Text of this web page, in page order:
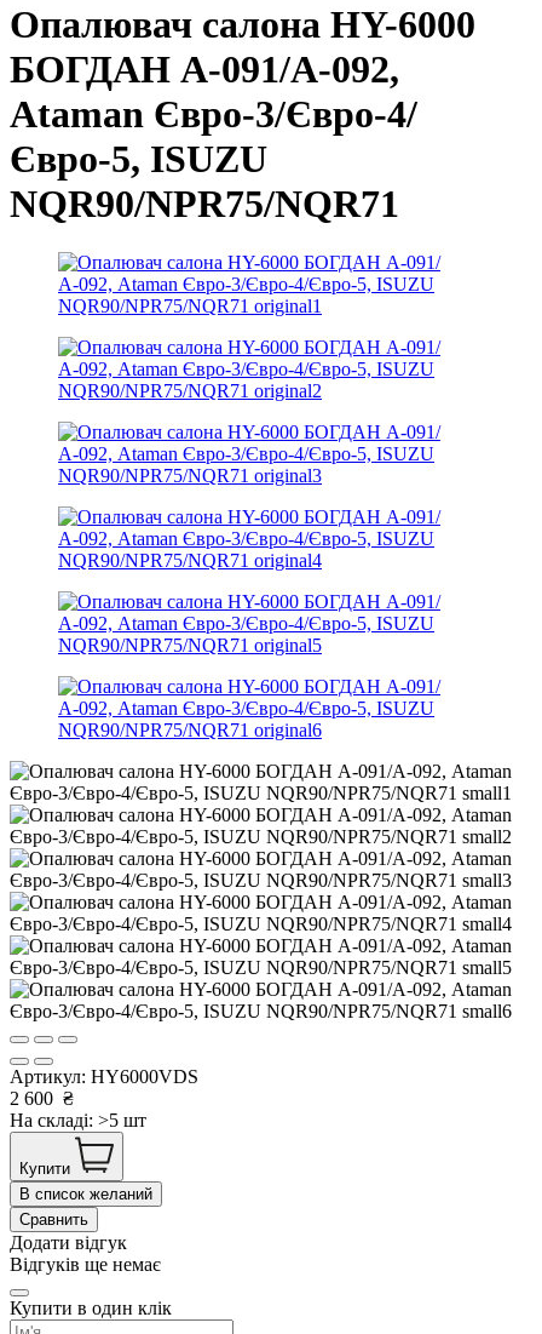
Опалювач салона HY-6000
БОГДАН А-091/А-092,
Ataman Євро-3/Євро-4/
Євро-5, ISUZU
NQR90/NPR75/NQR71
Артикул: HY6000VDS
2 600 ₴
На складі: >5 шт
Купити
В список желаний
Сравнить
Додати відгук
Відгуків ще немає
Купити в один клік